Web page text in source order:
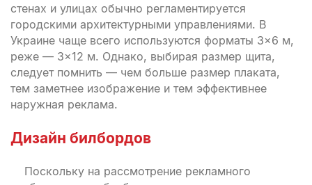
стенах и улицах обычно регламентируется
городскими архитектурными управлениями. В
Украине чаще всего используются форматы 3×6 м,
реже — 3×12 м. Однако, выбирая размер щита,
следует помнить — чем больше размер плаката,
тем заметнее изображение и тем эффективнее
наружная реклама.
Дизайн билбордов
Поскольку на рассмотрение рекламного